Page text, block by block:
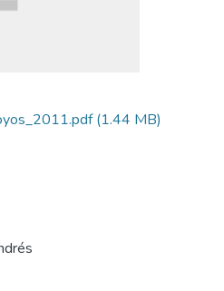
(1.44 MB)